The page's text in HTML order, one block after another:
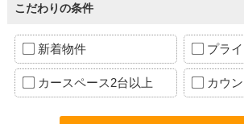
こだわりの条件
新着物件 プラ
カースペース2台以上 カウ